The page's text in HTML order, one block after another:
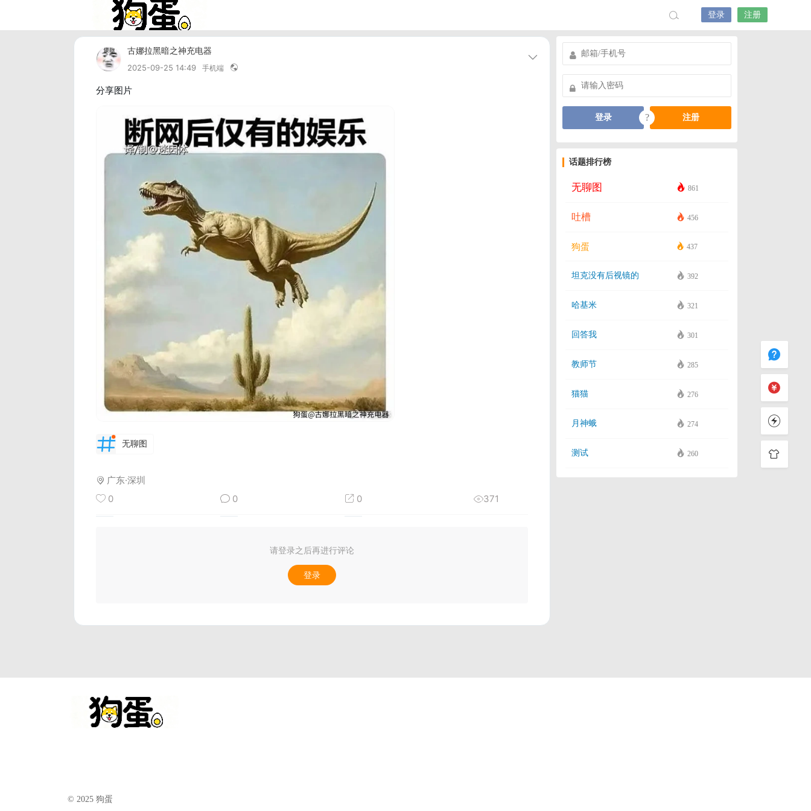
登录 注册
古娜拉黑暗之神充电器
2025-09-25 14:49 手机端
分享图片
无聊图
广东·深圳
0
0 0 371
请登录之后再进行评论
登录
登录 ? 注册
话题排行榜
无聊图 861
吐槽 456
狗蛋 437
坦克没有后视镜的 392
哈基米 321
回答我 301
教师节 285
猫猫 276
月神蛾 274
测试 260
© 2025 狗蛋